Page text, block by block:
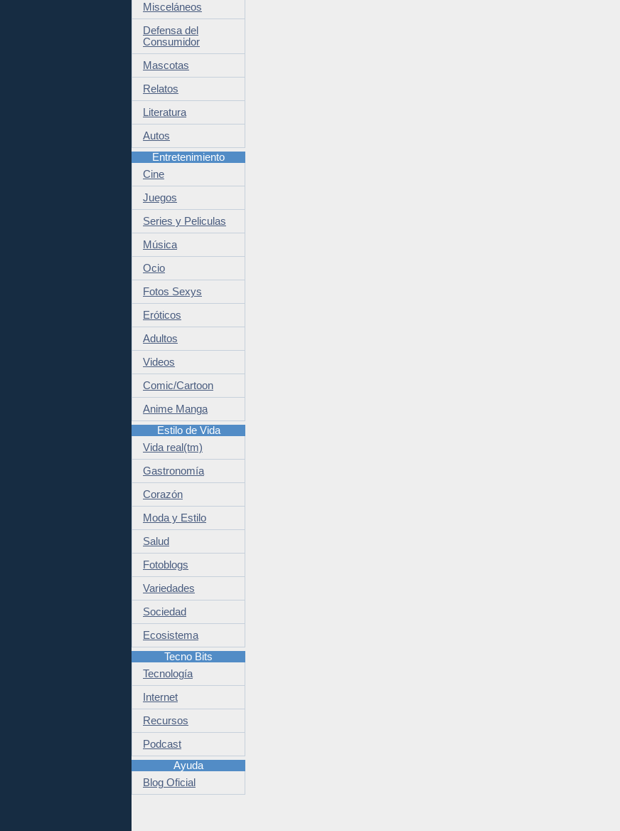
Misceláneos
Defensa del
Consumidor
Mascotas
Relatos
Literatura
Autos
Entretenimiento
Cine
Juegos
Series y Peliculas
Música
Ocio
Fotos Sexys
Eróticos
Adultos
Videos
Comic/Cartoon
Anime Manga
Estilo de Vida
Vida real(tm)
Gastronomía
Corazón
Moda y Estilo
Salud
Fotoblogs
Variedades
Sociedad
Ecosistema
Tecno Bits
Tecnología
Internet
Recursos
Podcast
Ayuda
Blog Oficial